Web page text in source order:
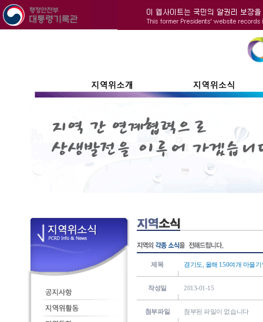
제목 경기도, 올해 150여개 마을
작성일 2013-01-15
첨부파일 첨부된 파일이 없습니다